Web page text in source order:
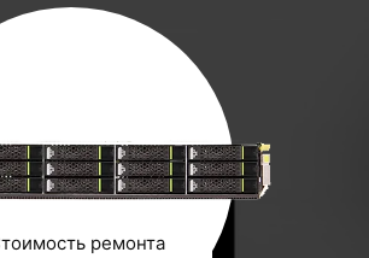
ремонта